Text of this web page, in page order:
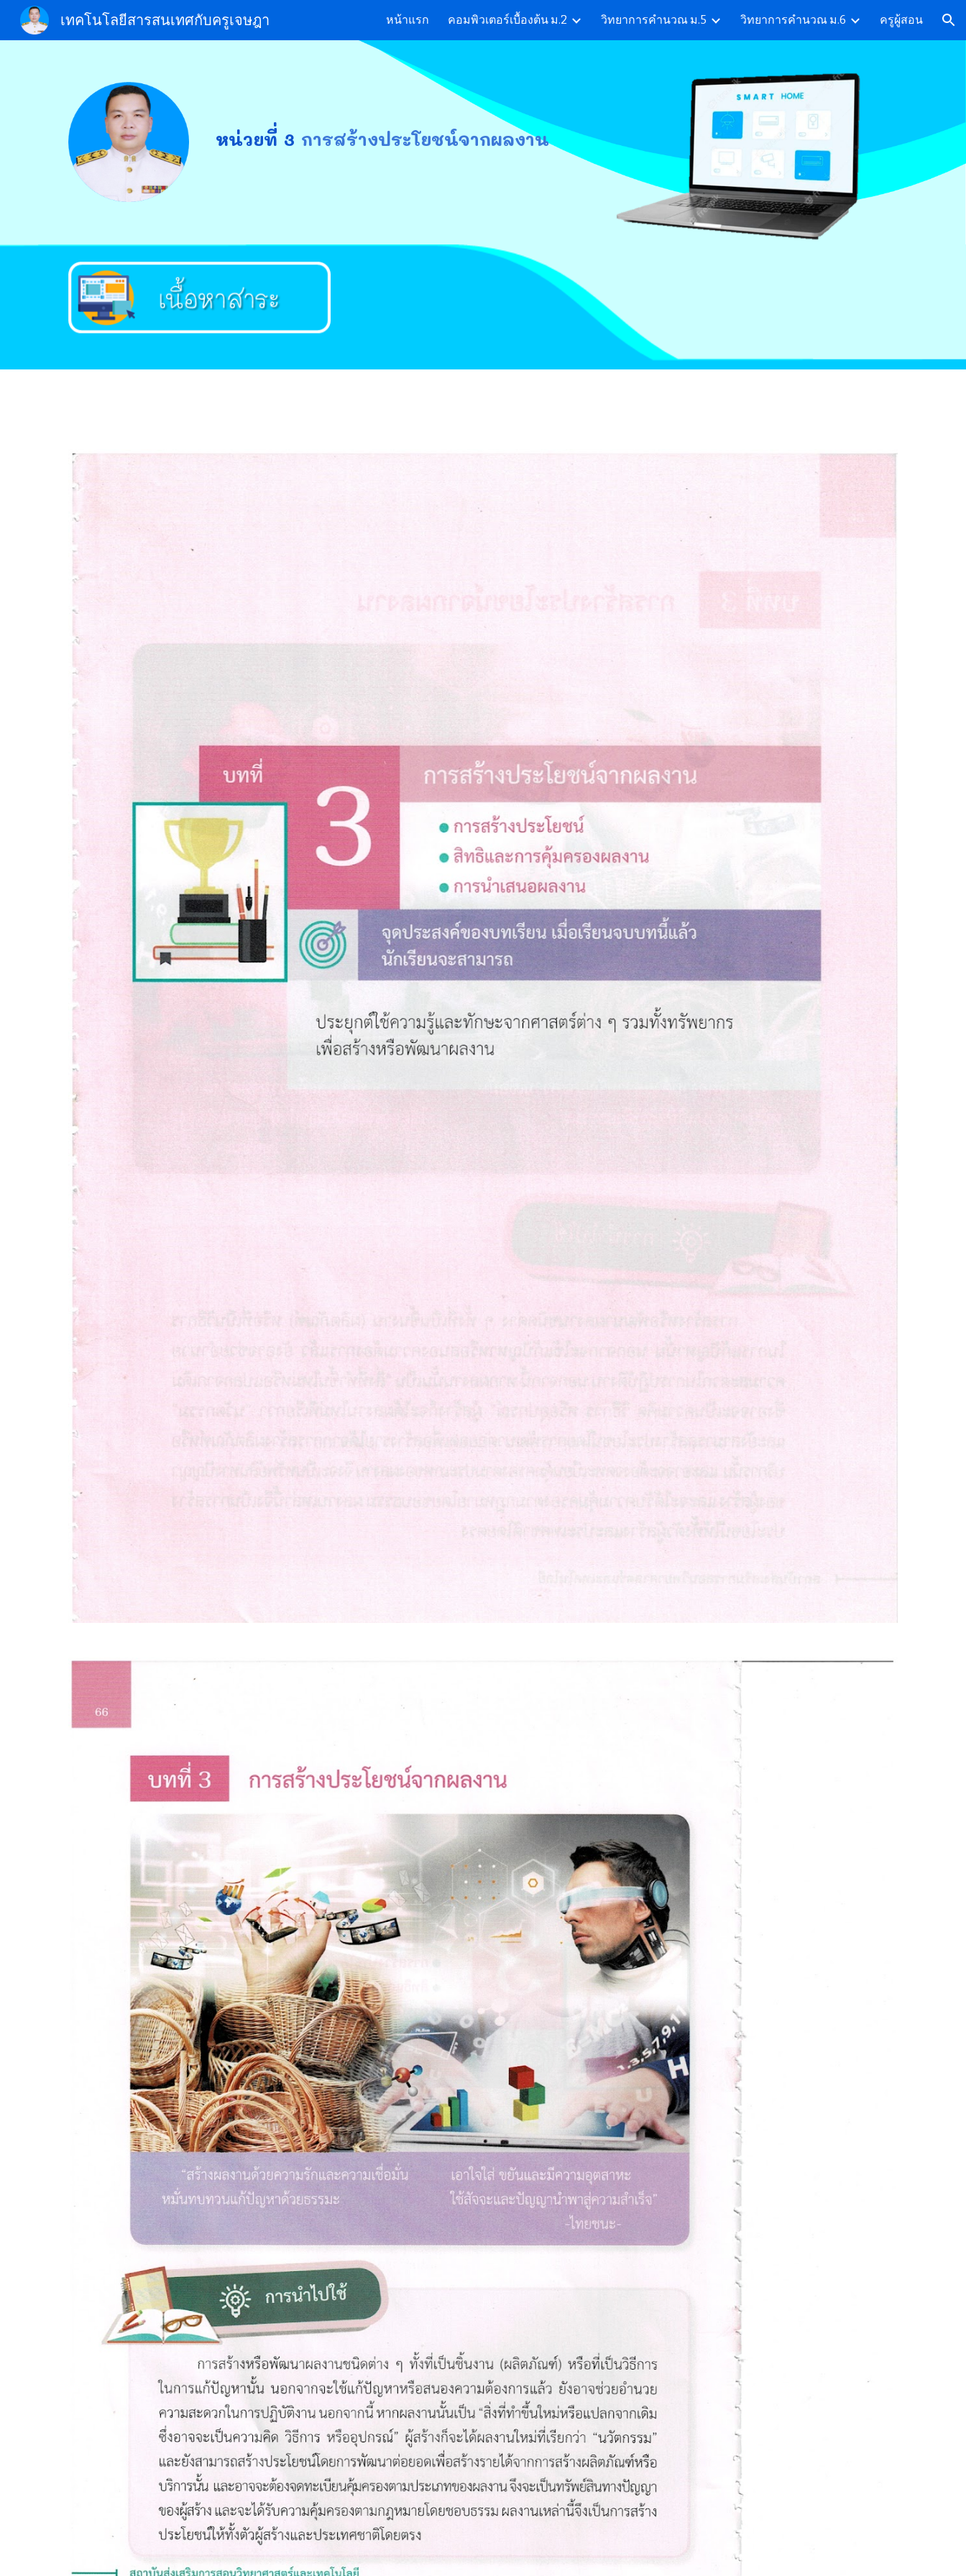
Skip to main content Skip to navigation
เทคโนโลยีสารสนเทศกับครูเจษฎา หน้าแรก คอมพิวเตอร์เบื้องต้น ม.2 วิทยาการคำนวณ ม.5 วิทยาการคำนวณ ม.6 ครูผู้สอน
หน่วยที่ 3 การสร้างประโยชน์จากผลงาน